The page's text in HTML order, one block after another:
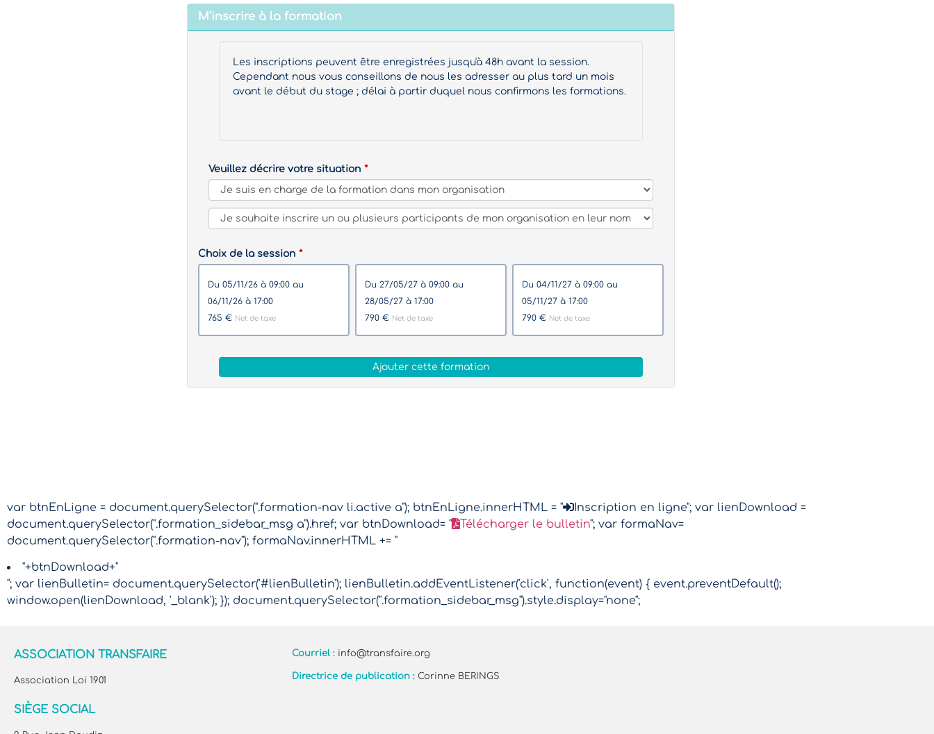
M'inscrire à la formation
Les inscriptions peuvent être enregistrées jusqu'à 48h avant la session.
Cependant nous vous conseillons de nous les adresser au plus tard un mois
avant le début du stage ; délai à partir duquel nous confirmons les formations.
Veuillez décrire votre situation
Choix de la session
du 05/11/26 à 09:00 au
06/11/26 à 17:00
765 € Net de taxe
du 27/05/27 à 09:00 au
28/05/27 à 17:00
790 € Net de taxe
du 04/11/27 à 09:00 au
05/11/27 à 17:00
790 € Net de taxe
Ajouter cette formation
var btnEnLigne = document.querySelector(".formation-nav li.active a"); btnEnLigne.innerHTML = "
Inscription en ligne"; var lienDownload =
document.querySelector(".formation_sidebar_msg a").href; var btnDownload= "
Télécharger le bulletin"; var formaNav=
document.querySelector(".formation-nav"); formaNav.innerHTML += "
"+btnDownload+"
"; var lienBulletin= document.querySelector('#lienBulletin'); lienBulletin.addEventListener('click', function(event) { event.preventDefault();
window.open(lienDownload, '_blank'); }); document.querySelector(".formation_sidebar_msg").style.display="none";
ASSOCIATION TRANSFAIRE
Association Loi 1901
SIÈGE SOCIAL
Courriel : info@transfaire.org
Directrice de publication : Corinne BERINGS